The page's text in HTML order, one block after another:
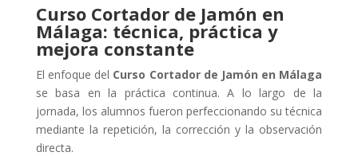
Curso Cortador de Jamón en
Málaga: técnica, práctica y
mejora constante
El enfoque del Curso Cortador de Jamón en Málaga
se basa en la práctica continua. A lo largo de la
jornada, los alumnos fueron perfeccionando su técnica
mediante la repetición, la corrección y la observación
directa.